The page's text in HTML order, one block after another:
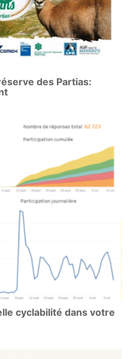
des Partias:
cyclabilité dans votre